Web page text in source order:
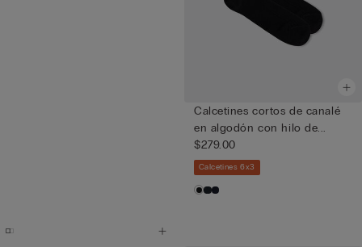
Calcetines cortos de canalé
en algodón con hilo de...
$279.00
Calcetines 6x3